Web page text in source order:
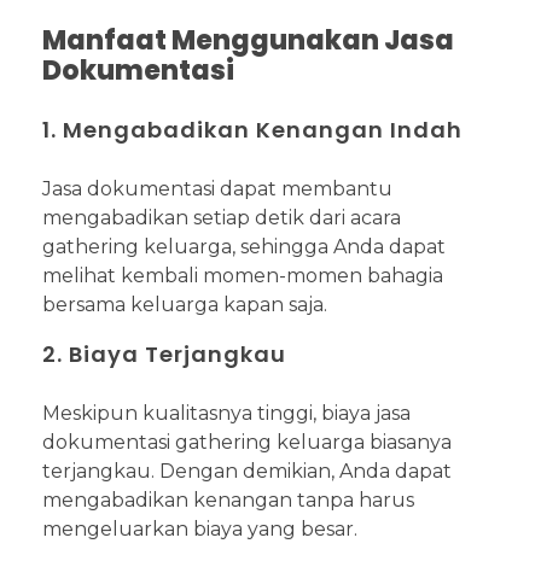
Manfaat Menggunakan Jasa
Dokumentasi
1. Mengabadikan Kenangan Indah
Jasa dokumentasi dapat membantu
mengabadikan setiap detik dari acara
gathering keluarga, sehingga Anda dapat
melihat kembali momen-momen bahagia
bersama keluarga kapan saja.
2. Biaya Terjangkau
Meskipun kualitasnya tinggi, biaya jasa
dokumentasi gathering keluarga biasanya
terjangkau. Dengan demikian, Anda dapat
mengabadikan kenangan tanpa harus
mengeluarkan biaya yang besar.